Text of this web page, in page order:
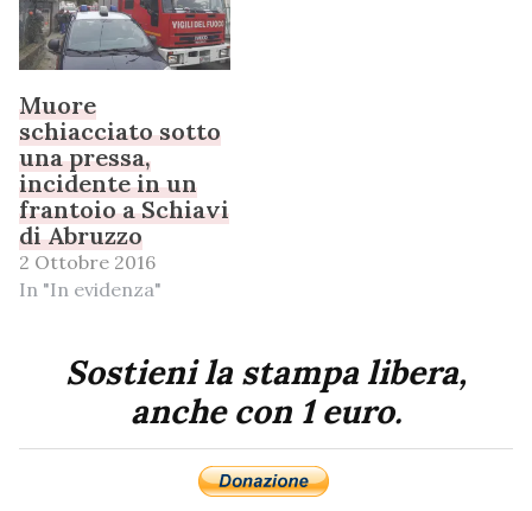
Muore
schiacciato sotto
una pressa,
incidente in un
frantoio a Schiavi
di Abruzzo
2 Ottobre 2016
In "In evidenza"
Sostieni la stampa libera,
anche con 1 euro.